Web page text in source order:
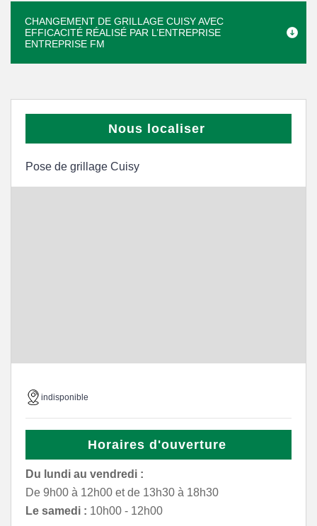
CHANGEMENT DE GRILLAGE CUISY AVEC
EFFICACITÉ RÉALISÉ PAR L’ENTREPRISE
ENTREPRISE FM
Nous localiser
Pose de grillage Cuisy
indisponible
Horaires d'ouverture
Du lundi au vendredi :
De 9h00 à 12h00 et de 13h30 à 18h30
Le samedi : 10h00 - 12h00